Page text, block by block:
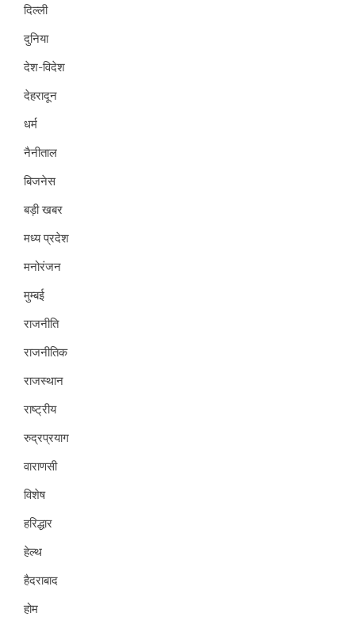
दिल्ली
दुनिया
देश-विदेश
देहरादून
धर्म
नैनीताल
बिजनेस
बड़ी खबर
मध्य प्रदेश
मनोरंजन
मुम्बई
राजनीति
राजनीतिक
राजस्थान
राष्ट्रीय
रुद्रप्रयाग
वाराणसी
विशेष
हरिद्धार
हेल्थ
हैदराबाद
होम